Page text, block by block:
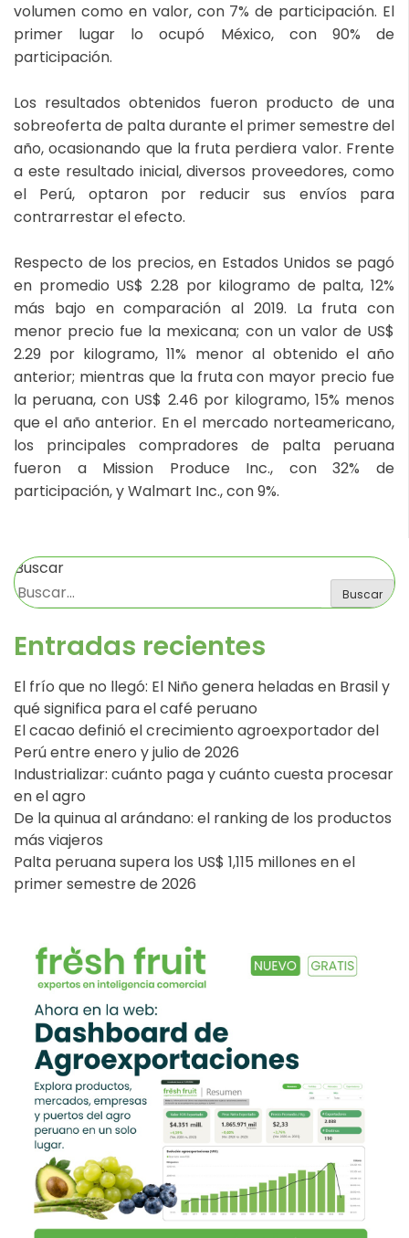
volumen como en valor, con 7% de participación. El
primer lugar lo ocupó México, con 90% de
participación.
Los resultados obtenidos fueron producto de una
sobreoferta de palta durante el primer semestre del
año, ocasionando que la fruta perdiera valor. Frente
a este resultado inicial, diversos proveedores, como
el Perú, optaron por reducir sus envíos para
contrarrestar el efecto.
Respecto de los precios, en Estados Unidos se pagó
en promedio US$ 2.28 por kilogramo de palta, 12%
más bajo en comparación al 2019. La fruta con
menor precio fue la mexicana; con un valor de US$
2.29 por kilogramo, 11% menor al obtenido el año
anterior; mientras que la fruta con mayor precio fue
la peruana, con US$ 2.46 por kilogramo, 15% menos
que el año anterior. En el mercado norteamericano,
los principales compradores de palta peruana
fueron a Mission Produce Inc., con 32% de
participación, y Walmart Inc., con 9%.
Buscar
Buscar
Entradas recientes
El frío que no llegó: El Niño genera heladas en Brasil y
qué significa para el café peruano
El cacao definió el crecimiento agroexportador del
Perú entre enero y julio de 2026
Industrializar: cuánto paga y cuánto cuesta procesar
en el agro
De la quinua al arándano: el ranking de los productos
más viajeros
Palta peruana supera los US$ 1,115 millones en el
primer semestre de 2026